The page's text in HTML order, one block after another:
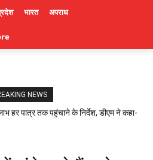
भारत अपराध
NEWS
हर पात्र तक पहुंचाने के निर्देश, डीएम ने कहा-